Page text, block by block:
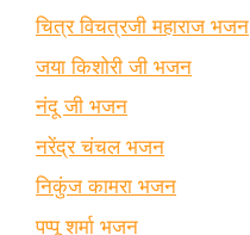
चित्र विचत्रजी महाराज भजन
जया किशोरी जी भजन
नंदू जी भजन
नरेंद्र चंचल भजन
निकुंज कामरा भजन
पप्पू शर्मा भजन